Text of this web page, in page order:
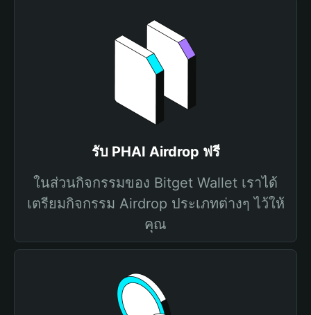
รับ PHAI Airdrop ฟรี
ในส่วนกิจกรรมของ Bitget Wallet เราได้
เตรียมกิจกรรม Airdrop ประเภทต่างๆ ไว้ให้
คุณ